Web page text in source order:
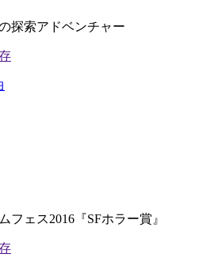
探索アドベンチャー
フェス2016『SFホラー賞』